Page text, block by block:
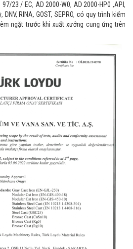
97/23 / EC, AD 2000-W0, AD 2000-HP0 ,API,
RINA, GOST, SEPRO, có quy trình kiểm
ngặt trước khi xuất xưởng cung ứng trên